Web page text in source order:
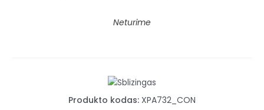
Neturime
Produkto kodas: XPA732_CON